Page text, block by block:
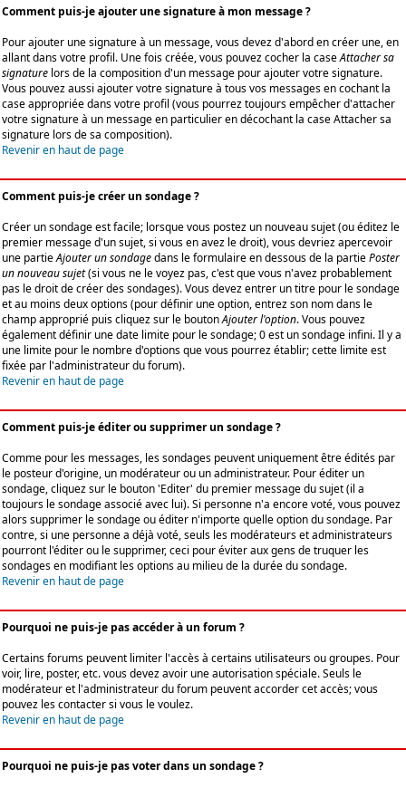
Comment puis-je ajouter une signature à mon message ?
Pour ajouter une signature à un message, vous devez d'abord en créer une, en
allant dans votre profil. Une fois créée, vous pouvez cocher la caseAttacher sa
signature lors de la composition d'un message pour ajouter votre signature.
Vous pouvez aussi ajouter votre signature à tous vos messages en cochant la
case appropriée dans votre profil (vous pourrez toujours empêcher d'attacher
votre signature à un message en particulier en décochant la case Attacher sa
signature lors de sa composition).
Revenir en haut de page
Comment puis-je créer un sondage ?
Créer un sondage est facile; lorsque vous postez un nouveau sujet (ou éditez le
premier message d'un sujet, si vous en avez le droit), vous devriez apercevoir
une partieAjouter un sondagedans le formulaire en dessous de la partiePoster
un nouveau sujet(si vous ne le voyez pas, c'est que vous n'avez probablement
pas le droit de créer des sondages). Vous devez entrer un titre pour le sondage
et au moins deux options (pour définir une option, entrez son nom dans le
champ approprié puis cliquez sur le boutonAjouter l'option. Vous pouvez
également définir une date limite pour le sondage; 0 est un sondage infini. Il y a
une limite pour le nombre d'options que vous pourrez établir; cette limite est
fixée par l'administrateur du forum).
Revenir en haut de page
Comment puis-je éditer ou supprimer un sondage ?
Comme pour les messages, les sondages peuvent uniquement être édités par
le posteur d'origine, un modérateur ou un administrateur. Pour éditer un
sondage, cliquez sur le bouton 'Editer' du premier message du sujet (il a
toujours le sondage associé avec lui). Si personne n'a encore voté, vous pouvez
alors supprimer le sondage ou éditer n'importe quelle option du sondage. Par
contre, si une personne a déjà voté, seuls les modérateurs et administrateurs
pourront l'éditer ou le supprimer, ceci pour éviter aux gens de truquer les
sondages en modifiant les options au milieu de la durée du sondage.
Revenir en haut de page
Pourquoi ne puis-je pas accéder à un forum ?
Certains forums peuvent limiter l'accès à certains utilisateurs ou groupes. Pour
voir, lire, poster, etc. vous devez avoir une autorisation spéciale. Seuls le
modérateur et l'administrateur du forum peuvent accorder cet accès; vous
pouvez les contacter si vous le voulez.
Revenir en haut de page
Pourquoi ne puis-je pas voter dans un sondage ?